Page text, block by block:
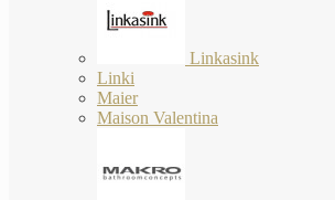
Linkasink
Linki
Maier
Maison Valentina